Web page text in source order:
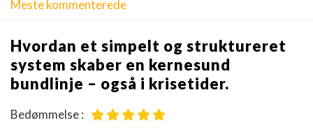
Meste kommenterede
Hvordan et simpelt og struktureret
system skaber en kernesund
bundlinje – også i krisetider.
Bedømmelse :